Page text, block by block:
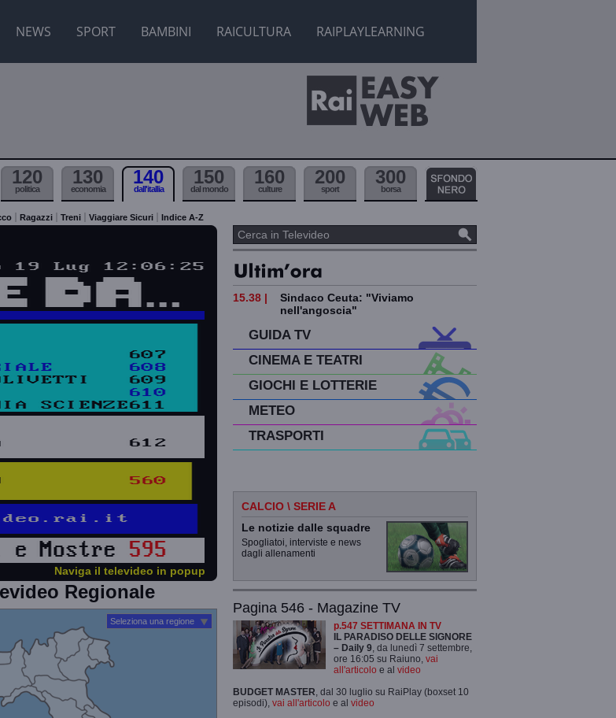
NEWS SPORT BAMBINI RAICULTURA RAIPLAYLEARNING
120
politica
130
economia
140
dall'itallia
150
dal mondo
160
culture
200
sport
300
borsa
Ragazzi Treni Viaggiare Sicuri Indice A-Z
Naviga il televideo in popup
Regionale
Seleziona una regione
15.38 |
Sindaco Ceuta: "Viviamo
nell'angoscia"
GUIDA TV
CINEMA E TEATRI
GIOCHI E LOTTERIE
METEO
TRASPORTI
CALCIO \ SERIE A
Le notizie dalle squadre
Spogliatoi, interviste e news
dagli allenamenti
Pagina 546 - Magazine TV
p.547 SETTIMANA IN TV
IL PARADISO DELLE SIGNORE
– Daily 9 , da lunedì 7 settembre,
ore 16:05 su Raiuno, vai
all'articolo e al video
BUDGET MASTER , dal 30 luglio su RaiPlay (boxset 10
episodi), vai all'articolo e al video